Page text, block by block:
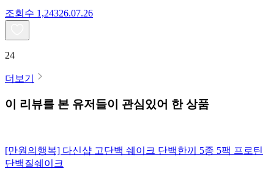
조회수 1,24326.07.26
24
더보기
이 리뷰를 본 유저들이 관심있어 한 상품
[만원의행복] 다신샵 고단백 쉐이크 단백한끼 5종 5팩 프로틴
단백질쉐이크